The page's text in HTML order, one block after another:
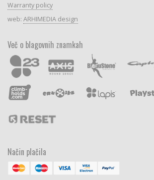
Warranty policy
web: ARHIMEDIA design
Več o blagovnih znamkah
Način plačila